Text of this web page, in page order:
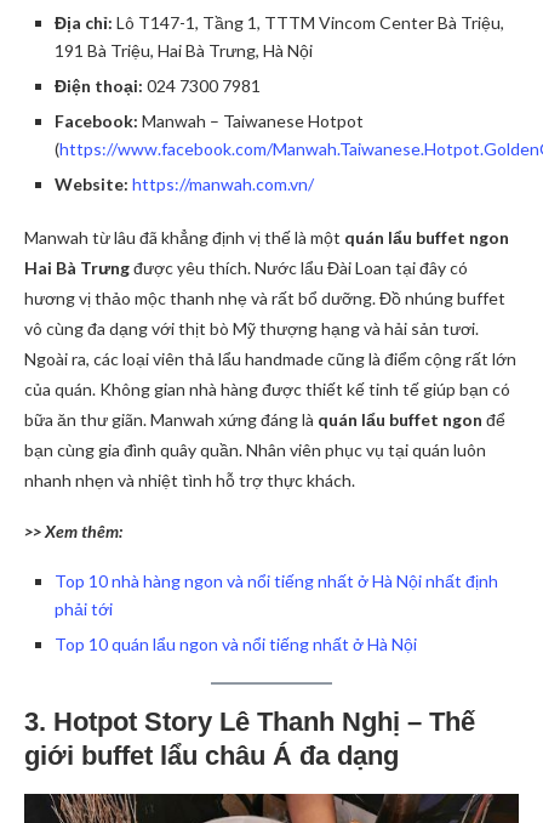
Địa chỉ: Lô T147-1, Tầng 1, TTTM Vincom Center Bà Triệu,
191 Bà Triệu, Hai Bà Trưng, Hà Nội
Điện thoại: 024 7300 7981
Facebook: Manwah – Taiwanese Hotpot
(https://www.facebook.com/
Website: https://manwah.com.vn/
Manwah từ lâu đã khẳng định vị thế là một quán lẩu buffet ngon
Hai Bà Trưngđược yêu thích. Nước lẩu Đài Loan tại đây có
hương vị thảo mộc thanh nhẹ và rất bổ dưỡng. Đồ nhúng buffet
vô cùng đa dạng với thịt bò Mỹ thượng hạng và hải sản tươi.
Ngoài ra, các loại viên thả lẩu handmade cũng là điểm cộng rất lớn
của quán. Không gian nhà hàng được thiết kế tinh tế giúp bạn có
bữa ăn thư giãn. Manwah xứng đáng là quán lẩu buffet ngon để
bạn cùng gia đình quây quần. Nhân viên phục vụ tại quán luôn
nhanh nhẹn và nhiệt tình hỗ trợ thực khách.
>> Xem thêm:
Top 10 nhà hàng ngon và nổi tiếng nhất ở Hà Nội nhất định
phải tới
Top 10 quán lẩu ngon và nổi tiếng nhất ở Hà Nội
3. Hotpot Story Lê Thanh Nghị – Thế
giới buffet lẩu châu Á đa dạng